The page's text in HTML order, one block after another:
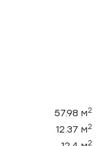
57.98 м2
12.37 м2
2